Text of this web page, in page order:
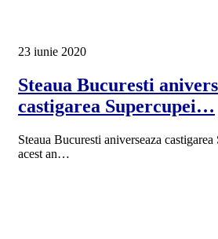
23 iunie 2020
Steaua Bucuresti
castigarea Supercupei…
Steaua Bucuresti aniverseaza
acest an…